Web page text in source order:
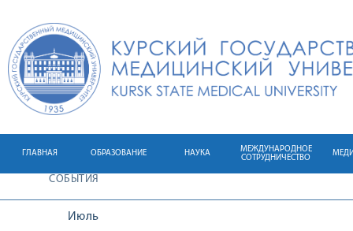
ГЛАВНАЯ ОБРАЗОВАНИЕ НАУКА
МЕЖДУНАРОДНОЕ
СОТРУДНИЧЕСТВО
СОБЫТИЯ
Июль